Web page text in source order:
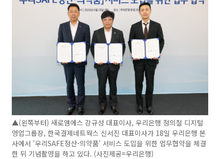
▲(왼쪽부터) 새로엠에스 강규성 대표이사, 우리은행 정의철 디지털
영업그룹장, 한국결제네트웍스 신서진 대표이사가 18일 우리은행 본
사에서 '우리SAFE정산-의약품' 서비스 도입을 위한 업무협약을 체결
한 뒤 기념촬영을 하고 있다. (사진제공=우리은행)